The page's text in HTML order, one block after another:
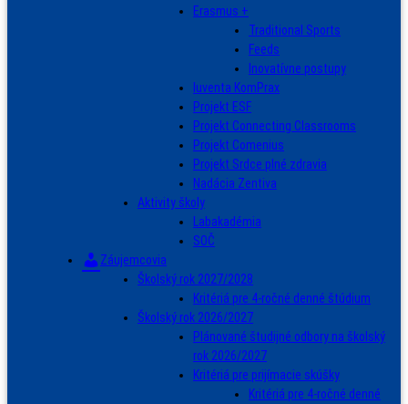
Erasmus +
Traditional Sports
Feeds
Inovatívne postupy
Iuventa KomPrax
Projekt ESF
Projekt Connecting Classrooms
Projekt Comenius
Projekt Srdce plné zdravia
Nadácia Zentiva
Aktivity školy
Labakadémia
SOČ
Záujemcovia
Školský rok 2027/2028
Kritériá pre 4-ročné denné štúdium
Školský rok 2026/2027
Plánované študijné odbory na školský
rok 2026/2027
Kritériá pre prijímacie skúšky
Kritériá pre 4-ročné denné